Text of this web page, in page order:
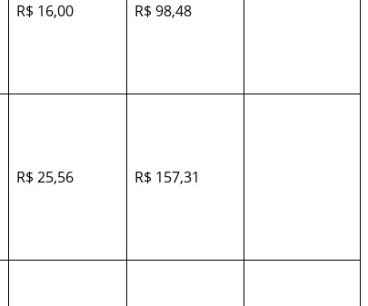
R$ 16,00 R$ 98,48
R$ 25,56 R$ 157,31